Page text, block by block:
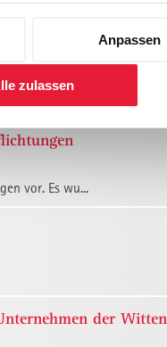
Anpassen
zulassen
einen spannenden Mix z...
zum erfolgreiche...
vor. Es wu...
der